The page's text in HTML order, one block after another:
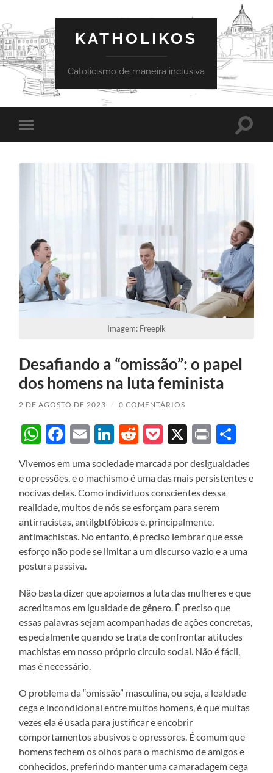
KATHOLIKOS
Catolicismo de maneira inclusiva
Toggle
mobile
Toggle
Imagem: Freepik
Desafiando a “omissão”: o papel
dos homens na luta feminista
2 DE AGOSTO DE 2023 / 0 COMENTÁRIOS
WhatsApp
Facebook
EmailLinkedIn
Reddit
Pocket
X Print
Vivemos em uma sociedade marcada por desigualdades
e opressões, e o machismo é uma das mais persistentes e
nocivas delas. Como indivíduos conscientes dessa
realidade, muitos de nós se esforçam para serem
antirracistas, antilgbtfóbicos e, principalmente,
antimachistas. No entanto, é preciso lembrar que esse
esforço não pode se limitar a um discurso vazio e a uma
postura passiva.
Não basta dizer que apoiamos a luta das mulheres e que
acreditamos em igualdade de gênero. É preciso que
essas palavras sejam acompanhadas de ações concretas,
especialmente quando se trata de confrontar atitudes
machistas em nosso próprio círculo social. Não é fácil,
mas é necessário.
O problema da “omissão” masculina, ou seja, a lealdade
cega e incondicional entre muitos homens, é que muitas
vezes ela é usada para justificar e encobrir
comportamentos abusivos e opressores. É comum que
homens fechem os olhos para o machismo de amigos e
conhecidos, preferindo manter uma camaradagem cega